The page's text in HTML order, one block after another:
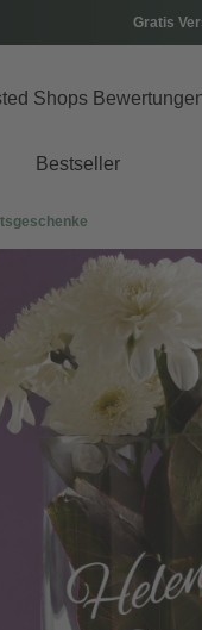
Gratis
Bestseller